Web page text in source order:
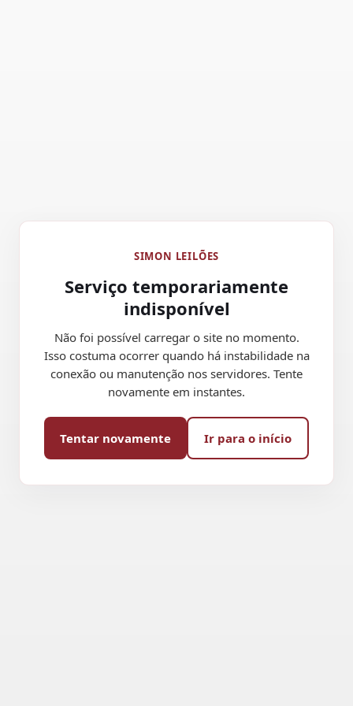
SIMON LEILÕES
Serviço temporariamente
indisponível
Não foi possível carregar o site no momento.
Isso costuma ocorrer quando há instabilidade na
conexão ou manutenção nos servidores. Tente
novamente em instantes.
Tentar novamente Ir para o início